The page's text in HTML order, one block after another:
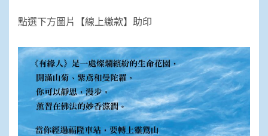
點選下方圖片【線上繳款】助印